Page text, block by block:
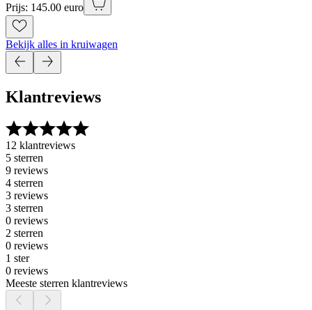
Prijs: 145.00 euro
Bekijk alles in kruiwagen
Klantreviews
12 klantreviews
5 sterren
9 reviews
4 sterren
3 reviews
3 sterren
0 reviews
2 sterren
0 reviews
1 ster
0 reviews
Meeste sterren klantreviews